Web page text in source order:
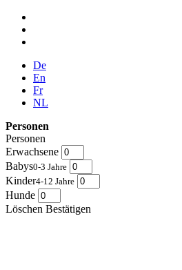
De
En
Fr
NL
Personen
Personen
Erwachsene
Babys0-3 Jahre
Kinder4-12 Jahre
Hunde
Löschen Bestätigen